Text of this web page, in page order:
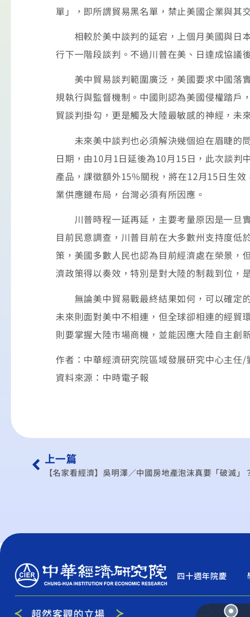
單」，即所謂貿易黑名單，禁止美國企業與其
相較於美中談判的延宕，上個月美國與日本
行下一階段談判。不過川普在美、日達成協議
美中貿易談判範圍廣泛，美國要求中國落實
規執行與監督機制。中國則認為美國侵權踏戶
貿談判掛勾，更是觸及大陸最敏感的神經，未
未來美中談判也必須解決幾個迫在眉睫的
日期，由10月1日延後為10月15日，此次談判
產品，課徵額外15%關稅，將在12月15日生
業供應鏈布局，台灣必須有所因應。
川普時程一延再延，主要考量原因是一旦
目前民意調查，川普目前在大多數州支持度低
策，美國多數人民也認為目前經濟處在榮景，
濟政策得以奏效，特別是對大陸的制裁到位，
無論美中貿易戰最終結果如何，可以確定的
未來則面對美中不相連，但全球卻相連的經貿
則要掌握大陸市場商機，並能因應大陸自主創
作者：中華經濟研究院區域發展研究中心主任/
資料來源：中時電子報
上一篇
【名家看經濟】吳明澤／中國房地產泡沫真要「破滅」
四十週年院慶